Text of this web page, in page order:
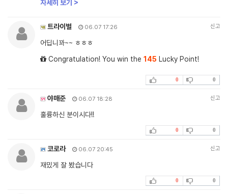
자세히 보기 >
트라이벌 06.07 17:26 신고
어딥니꽈~~ ㅎㅎㅎ
Congratulation! You win the 145 Lucky Point!
0 0
야매준 06.07 18:28 신고
훌륭하신 분이시다!!
0 0
코로라 06.07 20:45 신고
재밌게 잘 봤습니다
0 0